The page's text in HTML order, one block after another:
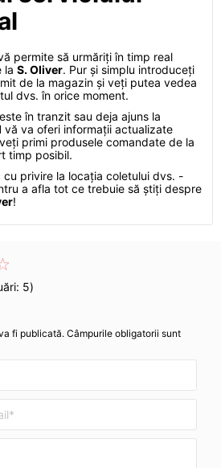
permite să urmăriți în timp real
la S. Oliver. Pur și simplu introduceți
de la magazin și veți putea vedea
dvs. în orice moment.
în tranzit sau deja ajuns la
vă va oferi informații actualizate
primi produsele comandate de la
timp posibil.
cu privire la locația coletului dvs. -
a afla tot ce trebuie să știți despre
!
5)
fi publicată. Câmpurile obligatorii sunt